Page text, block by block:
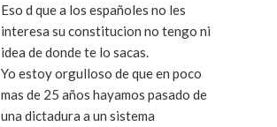
Eso d que a los españoles no les
interesa su constitucion no tengo ni
idea de donde te lo sacas.
Yo estoy orgulloso de que en poco
mas de 25 años hayamos pasado de
una dictadura a un sistema